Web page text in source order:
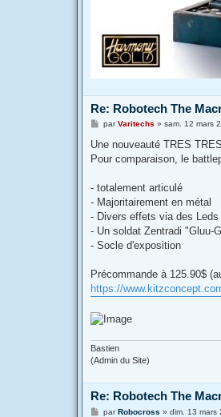
Re: Robotech The
M
s
a
parVaritechs » sam. 12 mars
Une nouveauté TRES
Pour comparaison, le
- totalement articulé
- Majoritairement en métal
- Divers effets via des Leds
- Un soldat Zentradi "Gluu-
- Socle d'exposition
Précommande à 125.90$
https://
Bastien
(Admin du Site)
Re: Robotech The
MparRobocross » dim. 13 mars